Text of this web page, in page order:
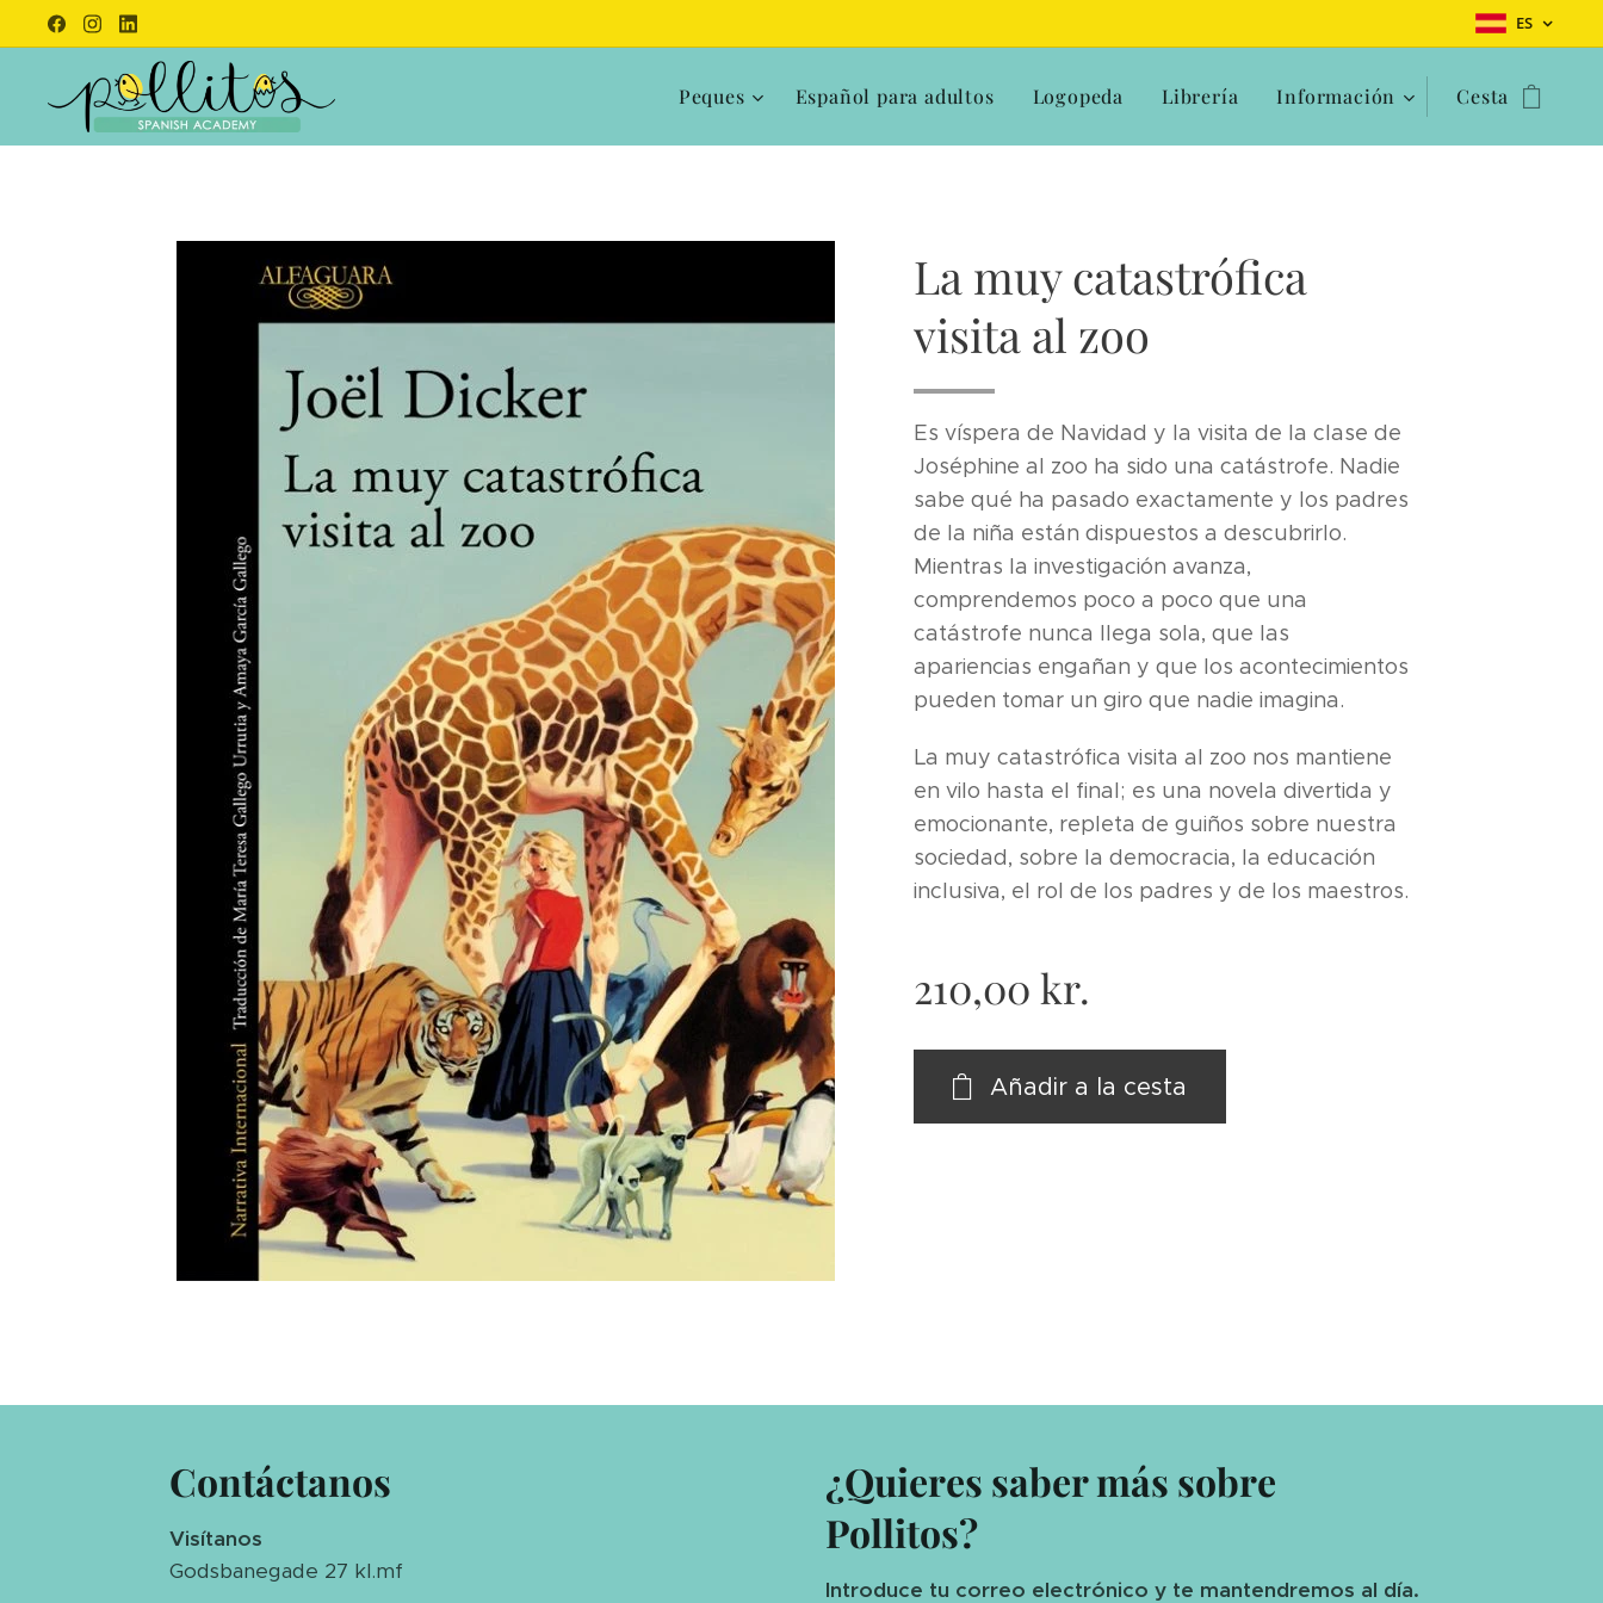
ES
Peques Español para adultos Logopeda Librería Información Cesta
La muy catastrófica
visita al zoo
Es víspera de Navidad y la visita de la clase de
Joséphine al zoo ha sido una catástrofe. Nadie
sabe qué ha pasado exactamente y los padres
de la niña están dispuestos a descubrirlo.
Mientras la investigación avanza,
comprendemos poco a poco que una
catástrofe nunca llega sola, que las
apariencias engañan y que los acontecimientos
pueden tomar un giro que nadie imagina.
La muy catastrófica visita al zoo nos mantiene
en vilo hasta el final; es una novela divertida y
emocionante, repleta de guiños sobre nuestra
sociedad, sobre la democracia, la educación
inclusiva, el rol de los padres y de los maestros.
210,00kr.
Añadir a la cesta
Contáctanos
Visítanos
Godsbanegade 27 kl.mf
¿Quieres saber más sobre
Pollitos?
Introduce tu correo electrónico y te mantendremos al día.